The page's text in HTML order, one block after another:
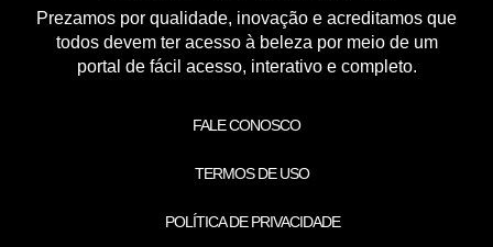
Prezamos por qualidade, inovação e acreditamos que
todos devem ter acesso à beleza por meio de um
portal de fácil acesso, interativo e completo.
FALE CONOSCO
TERMOS DE USO
POLÍTICA DE PRIVACIDADE